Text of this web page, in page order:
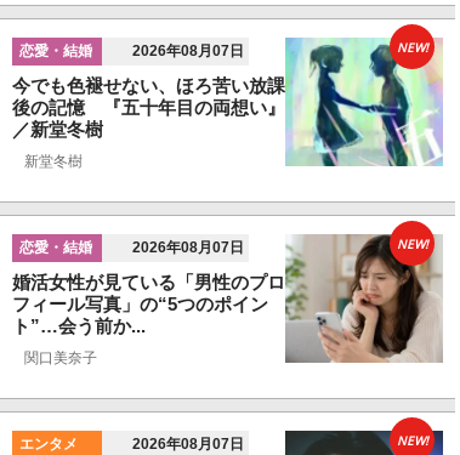
恋愛・結婚 2026年08月07日
今でも色褪せない、ほろ苦い放課
後の記憶 『五十年目の両想い』
／新堂冬樹
新堂冬樹
NEW!
恋愛・結婚 2026年08月07日
婚活女性が見ている「男性のプロ
フィール写真」の“5つのポイン
ト”…会う前か...
関口美奈子
NEW!
エンタメ 2026年08月07日 NEW!